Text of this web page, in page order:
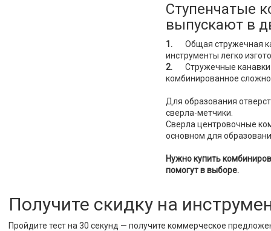
Ступенчатые
выпускают в
1.
Общая стружечная
инструменты легко
2.
Стружечные канавки
комбинированное сложно
Для образования
сверла-метчики.
Сверла центровочные
основном для
Нужно купить
помогут в выборе.
Получите скидку на
Пройдите тест на 30 секунд — получите коммерческое